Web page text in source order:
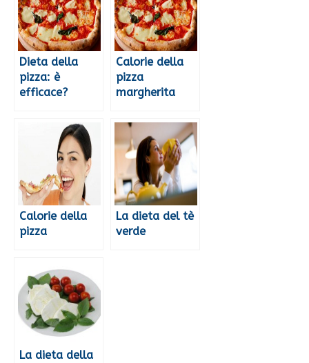
Dieta della
pizza: è
efficace?
Calorie della
pizza
margherita
Calorie della
pizza
La dieta del tè
verde
La dieta della